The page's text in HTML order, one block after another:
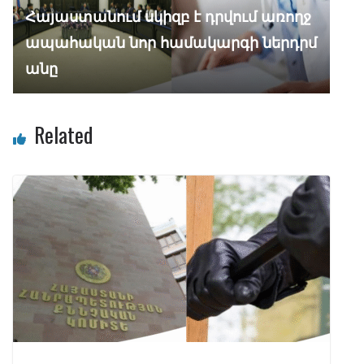
Հայաստանում սկիզբ է դրվում առողջ
ապահական նոր համակարգի ներդրմ
անը
Related